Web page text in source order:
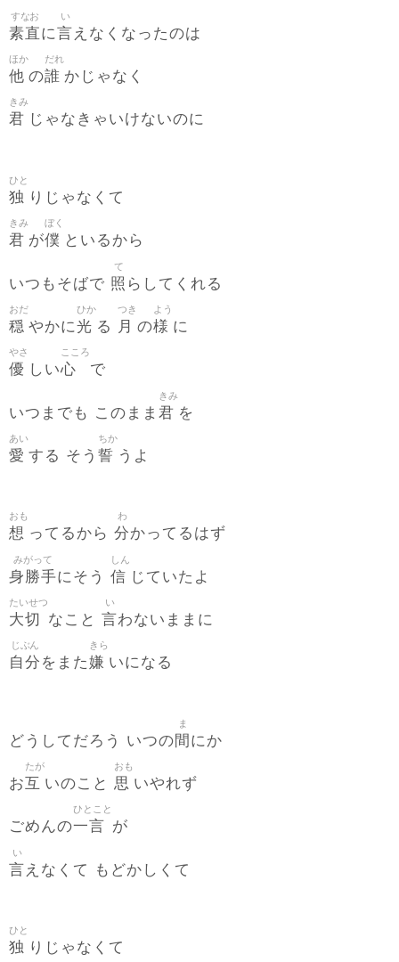
素直
すなお
に言
い
えなくなったのは
他
ほか
の誰
だれ
かじゃなく
君
きみ
じゃなきゃいけないのに
独
ひと
りじゃなくて
君
きみ
が僕
ぼく
といるから
いつもそばで 照
て
らしてくれる
穏
おだ
やかに光
ひか
る 月
つき
の様
よう
に
優
やさ
しい心
こころ
で
いつまでも このまま 君
きみ
を
愛
あい
する そう 誓
ちか
うよ
想
おも
ってるから 分
わ
かってるはず
身勝手
みがって
にそう 信
しん
じていたよ
大切
たいせつ
なこと 言
い
わないままに
自分
じぶん
をまた嫌
きら
いになる
どうしてだろう いつの間
ま
にか
お互
たが
いのこと 思
おも
いやれず
ごめんの一言
ひとこと
が
言
い
えなくて もどかしくて
独
ひと
りじゃなくて